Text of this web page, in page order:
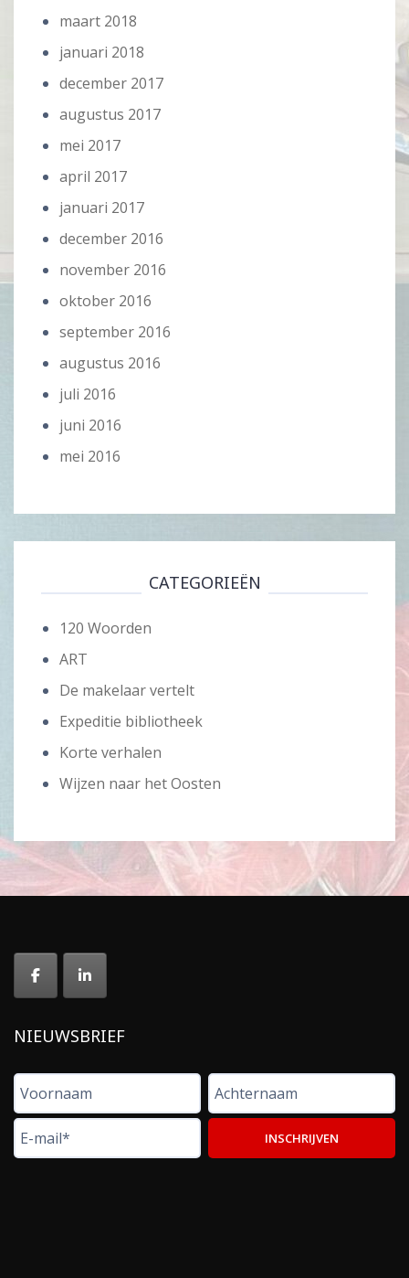
maart 2018
januari 2018
december 2017
augustus 2017
mei 2017
april 2017
januari 2017
december 2016
november 2016
oktober 2016
september 2016
augustus 2016
juli 2016
juni 2016
mei 2016
CATEGORIEËN
120 Woorden
ART
De makelaar vertelt
Expeditie bibliotheek
Korte verhalen
Wijzen naar het Oosten
NIEUWSBRIEF